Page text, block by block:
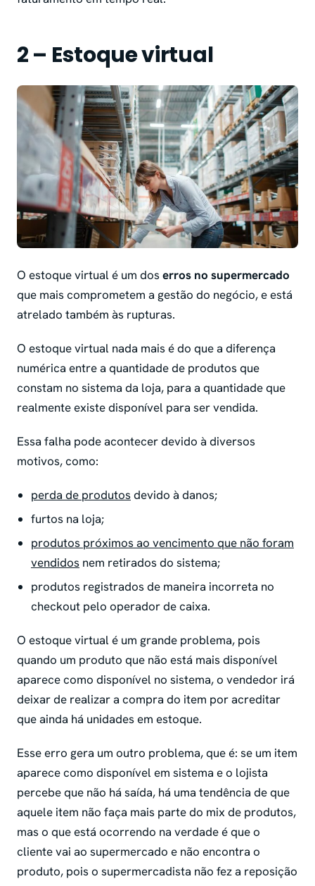
2 – Estoque virtual
O estoque virtual é um doserros no supermercado
que mais comprometem a gestão do negócio, e está
atrelado também às rupturas.
O estoque virtual nada mais é do que a diferença
numérica entre a quantidade de produtos que
constam no sistema da loja, para a quantidade que
realmente existe disponível para ser vendida.
Essa falha pode acontecer devido à diversos
motivos, como:
perda de produtosdevido à danos;
furtos na loja;
produtos próximos ao vencimento que não foram
vendidos nem retirados do sistema;
produtos registrados de maneira incorreta no
checkout pelo operador de caixa.
O estoque virtual é um grande problema, pois
quando um produto que não está mais disponível
aparece como disponível no sistema, o vendedor irá
deixar de realizar a compra do item por acreditar
que ainda há unidades em estoque.
Esse erro gera um outro problema, que é: se um item
aparece como disponível em sistema e o lojista
percebe que não há saída, há uma tendência de que
aquele item não faça mais parte do mix de produtos,
mas o que está ocorrendo na verdade é que o
cliente vai ao supermercado e não encontra o
produto, pois o supermercadista não fez a reposição